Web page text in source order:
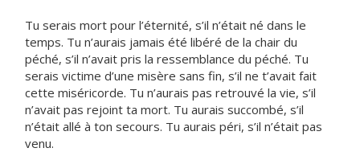
Tu serais mort pour l’éternité, s’il n’était né dans le
temps. Tu n’aurais jamais été libéré de la chair du
péché, s’il n’avait pris la ressemblance du péché. Tu
serais victime d’une misère sans fin, s’il ne t’avait fait
cette miséricorde. Tu n’aurais pas retrouvé la vie, s’il
n’avait pas rejoint ta mort. Tu aurais succombé, s’il
n’était allé à ton secours. Tu aurais péri, s’il n’était pas
venu.